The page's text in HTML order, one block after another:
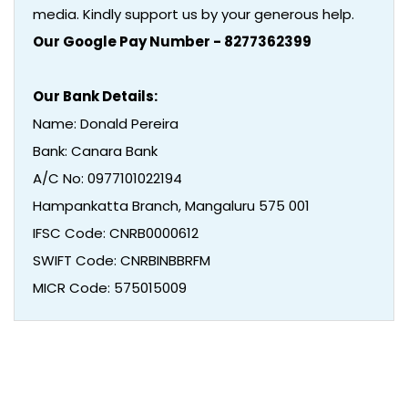
media. Kindly support us by your generous help.
Our Google Pay Number - 8277362399
Our Bank Details:
Name: Donald Pereira
Bank: Canara Bank
A/C No: 0977101022194
Hampankatta Branch, Mangaluru 575 001
IFSC Code: CNRB0000612
SWIFT Code: CNRBINBBRFM
MICR Code: 575015009